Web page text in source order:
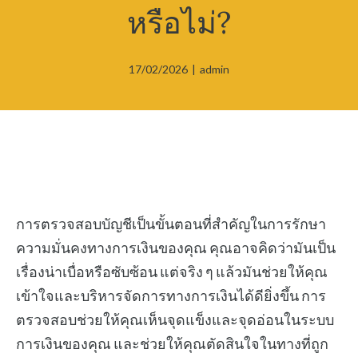
หรือไม่?
17/02/2026 | admin
การตรวจสอบบัญชีเป็นขั้นตอนที่สำคัญในการรักษา
ความมั่นคงทางการเงินของคุณ คุณอาจคิดว่ามันเป็น
เรื่องน่าเบื่อหรือซับซ้อน แต่จริง ๆ แล้วมันช่วยให้คุณ
เข้าใจและบริหารจัดการทางการเงินได้ดียิ่งขึ้น การ
ตรวจสอบช่วยให้คุณเห็นจุดแข็งและจุดอ่อนในระบบ
การเงินของคุณ และช่วยให้คุณตัดสินใจในทางที่ถูก